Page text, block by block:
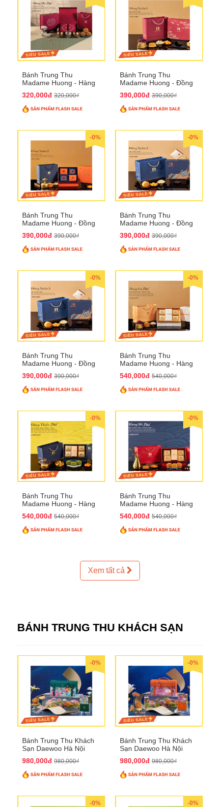
Bánh Trung Thu
Madame Huong - Hàng
320,000đ 320,000₫
Bánh Trung Thu
Madame Huong - Đồng
390,000đ 390,000₫
-0%
Bánh Trung Thu
Madame Huong - Đồng
390,000đ 390,000₫
-0%
Bánh Trung Thu
Madame Huong - Đồng
390,000đ 390,000₫
-0%
Bánh Trung Thu
Madame Huong - Đồng
390,000đ 390,000₫
-0%
Bánh Trung Thu
Madame Huong - Hàng
540,000đ 540,000₫
-0%
Bánh Trung Thu
Madame Huong - Hàng
540,000đ 540,000₫
-0%
Bánh Trung Thu
Madame Huong - Hàng
540,000đ 540,000₫
Xem tất cả
BÁNH TRUNG THU KHÁCH SẠN
-0%
Bánh Trung Thu Khách
Sạn Daewoo Hà Nội
QTTT30
980,000đ 980,000₫
-0%
Bánh Trung Thu Khách
Sạn Daewoo Hà Nội
QTTT31
980,000đ 980,000₫
-0% -0%